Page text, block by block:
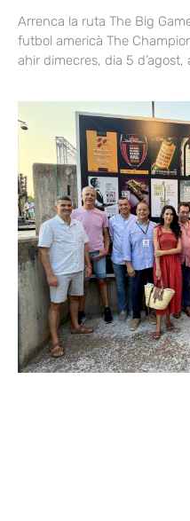
Arrenca la ruta The Big
futbol americà The
ahir dimecres, dia 5 d’agost,